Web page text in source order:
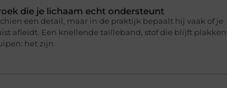
die je lichaam echt ondersteunt
een detail, maar in de praktijk bepaalt hij vaak of je
afleidt. Een knellende tailleband, stof die blijft plakken
het zijn